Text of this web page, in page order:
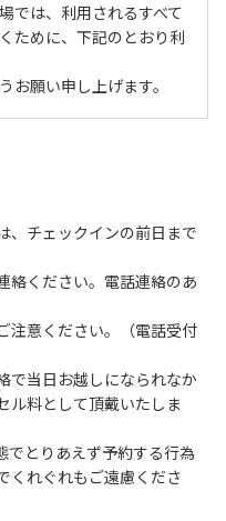
では、利用されるすべて
ために、下記のとおり利
お願い申し上げます。
ません。高校生以上の方
む。）の使用は、事前に
除き、正午からです。
の予約をお願いします。
ってください。午後3
りましたら管理棟にて手
にお越しの方は、翌朝
外は、駐車場にとめてく
で（日帰り使用の場合は
手続きを行っていない
続きを行ってくださ
、チェックインの前日まで
絡ください。電話連絡のあ
注意ください。（電話受付
で当日お越しになられなか
ル料として頂戴いたしま
でとりあえず予約する行為
くれぐれもご遠慮くださ